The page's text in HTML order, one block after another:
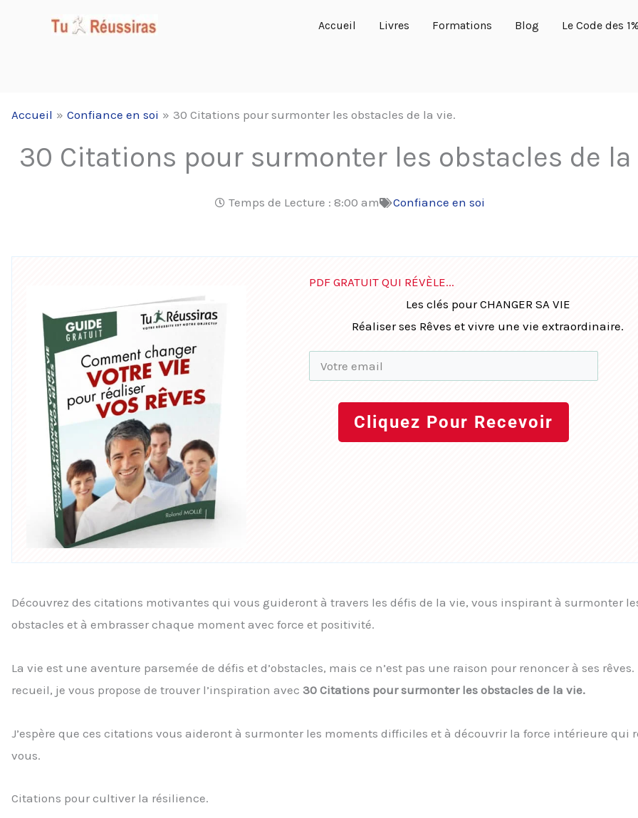
Accueil Livres Formations Blog Le Code des
Accueil Confiance en soi 30 Citations pour surmonter les obstacles de la vie.
30 Citations pour surmonter les obstacles de la
Temps de Lecture : 8:00 am Confiance en soi
PDF GRATUIT QUI RÉVÈLE...
Les clés pour CHANGER SA VIE
Réaliser ses Rêves et vivre une vie extraordinaire.
Cliquez Pour Recevoir
Découvrez des citations motivantes qui vous guideront à travers les défis de la vie, vous inspirant à surmonter
obstacles et à embrasser chaque moment avec force et positivité.
La vie est une aventure parsemée de défis et d’obstacles, mais ce n’est pas une raison pour renoncer à ses rêves.
recueil, je vous propose de trouver l’inspiration avec 30 Citations pour surmonter les obstacles de la vie.
J’espère que ces citations vous aideront à surmonter les moments difficiles et à découvrir la force intérieure qui
vous.
Citations pour cultiver la résilience.